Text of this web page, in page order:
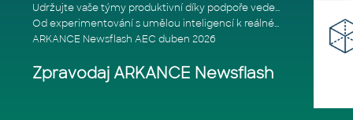
Udržujte vaše týmy produktivní díky podpoře vedené odborníky
Od experimentování s umělou inteligencí k reálnému dopadu na podniká
ARKANCE Newsflash AEC duben 2026
Zpravodaj ARKANCE Newsflash